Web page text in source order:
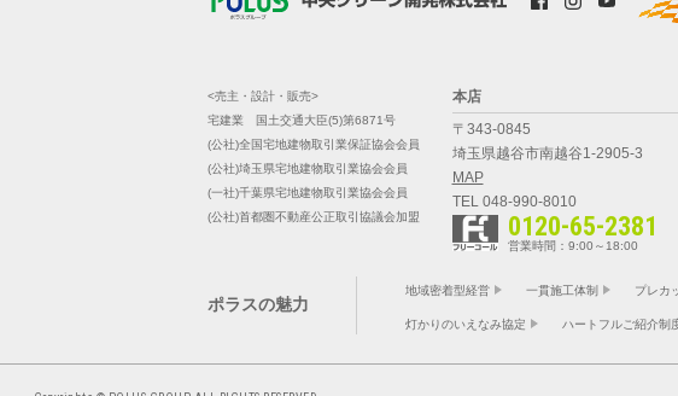
<売主・設計・販売>
宅建業 国土交通大臣(5)第6871号
(公社)全国宅地建物取引業保証協会会員
(公社)埼玉県宅地建物取引業協会会員
(一社)千葉県宅地建物取引業協会会員
(公社)首都圏不動産公正取引協議会加盟
本店
〒343-0845
埼玉県越谷市南越谷1-2905-3
MAP
TEL 048-990-8010
0120-65-2381
営業時間：9:00～18:00
ポラスの魅力
地域密着型経営 一貫施工体制 プレカ
灯かりのいえなみ協定 ハートフルご紹介制